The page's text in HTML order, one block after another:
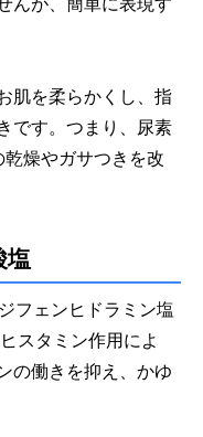
肌を柔らかくし、指
です。つまり、尿素
燥やガサつきを改
塩
フェンヒドラミン塩
スタミン作用によ
の働きを抑え、かゆ